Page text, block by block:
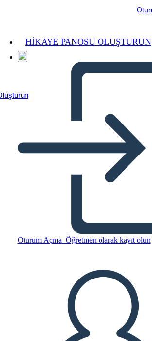
HIKAYE PANOSU OLUŞTURUN
Oturum Açma Öğretmen olarak kayıt olun
HİKAYE PANOSU OLUŞTUR
GÖSTERİSİNİ OYNAT
BENİ OKU